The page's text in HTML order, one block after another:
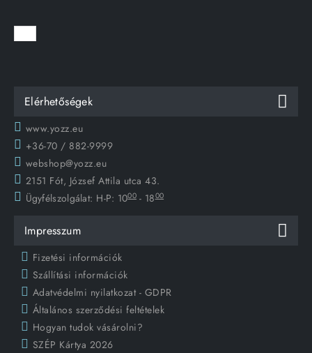
Elérhetőségek
www.yozz.eu
+36-70 / 882-9999
webshop@yozz.eu
2151 Fót, József Attila utca 43.
Ügyfélszolgálat: H-P: 1000 - 1800
Impresszum
Fizetési információk
Szállítási információk
Adatvédelmi nyilatkozat - GDPR
Általános szerződési feltételek
Hogyan tudok vásárolni?
SZÉP Kártya 2026